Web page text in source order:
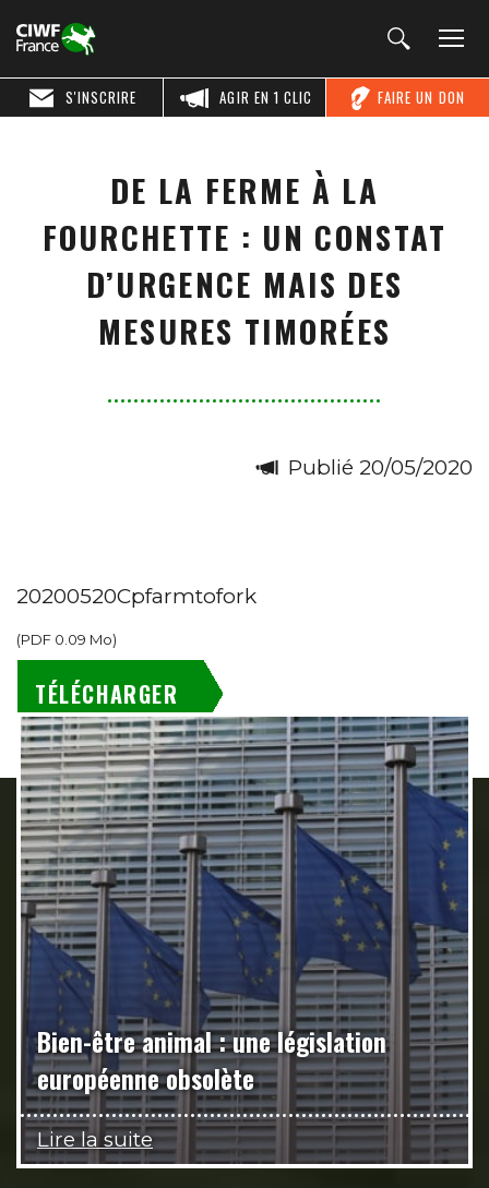
FAIRE UN DON
AGIR EN 1 CLIC
S'INSCRIRE
DE LA FERME À LA
FOURCHETTE : UN CONSTAT
D’URGENCE MAIS DES
MESURES TIMORÉES
Publié 20/05/2020
20200520Cpfarmtofork
(PDF 0.09 Mo)
TÉLÉCHARGER
Bien-être animal : une législation
européenne obsolète
Lire la suite